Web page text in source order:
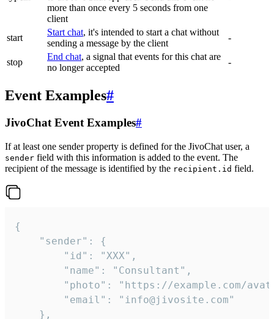
more than once every 5 seconds from one
client
start
Start chat, it's intended to start a chat without
sending a message by the client
-
stop
End chat, a signal that events for this chat are
no longer accepted
-
Event Examples#
JivoChat Event Examples#
If at least one sender property is defined for the JivoChat user, a
sender field with this information is added to the event. The
recipient of the message is identified by the recipient.id field.
{